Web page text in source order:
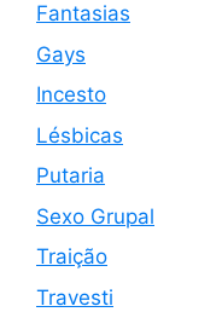
Fantasias
Gays
Incesto
Lésbicas
Putaria
Sexo Grupal
Traição
Travesti